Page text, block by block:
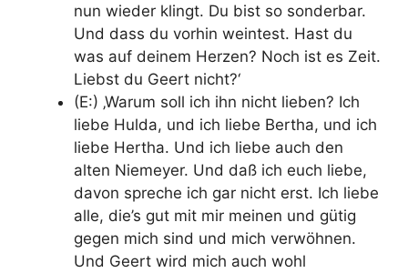
nun wieder klingt. Du bist so sonderbar.
Und dass du vorhin weintest. Hast du
was auf deinem Herzen? Noch ist es Zeit.
Liebst du Geert nicht?‘
(E:) ‚Warum soll ich ihn nicht lieben? Ich
liebe Hulda, und ich liebe Bertha, und ich
liebe Hertha. Und ich liebe auch den
alten Niemeyer. Und daß ich euch liebe,
davon spreche ich gar nicht erst. Ich liebe
alle, die’s gut mit mir meinen und gütig
gegen mich sind und mich verwöhnen.
Und Geert wird mich auch wohl